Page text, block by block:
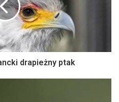
drapieżny ptak